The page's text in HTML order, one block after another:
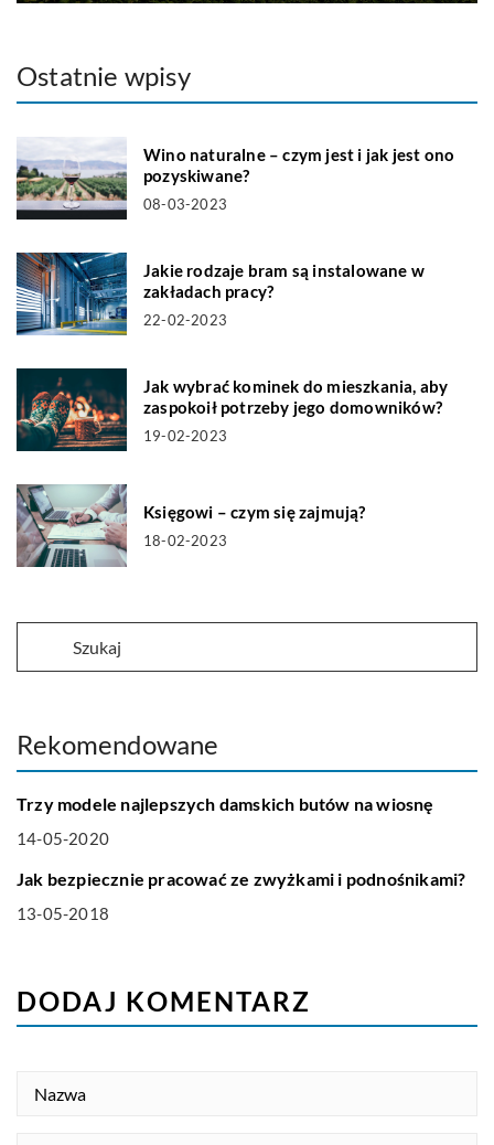
Ostatnie wpisy
Wino naturalne – czym jest i jak jest ono
pozyskiwane?
08-03-2023
Jakie rodzaje bram są instalowane w
zakładach pracy?
22-02-2023
Jak wybrać kominek do mieszkania, aby
zaspokoił potrzeby jego domowników?
19-02-2023
Księgowi – czym się zajmują?
18-02-2023
Rekomendowane
LIFE & STYLE
Trzy modele najlepszych damskich butów na wiosnę
14-05-2020
NIERUCHOMOŚCI I BUDOWNICTWO
Jak bezpiecznie pracować ze zwyżkami i podnośnikami?
13-05-2018
DODAJ KOMENTARZ